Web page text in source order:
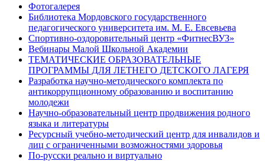
Фотогалерея
Библиотека Мордовского государственного
педагогического университета им. М. Е. Евсевьева
Спортивно-оздоровительный центр «ФитнесВУЗ»
Вебинары Малой Школьной Академии
ТЕМАТИЧЕСКИЕ ОБРАЗОВАТЕЛЬНЫЕ
ПРОГРАММЫ ДЛЯ ЛЕТНЕГО ДЕТСКОГО ЛАГЕРЯ
Разработка научно-методического комплекта по
антикоррупционному образованию и воспитанию
молодежи
Научно-образовательный центр продвижения родного
языка и литературы
Ресурсный учебно-методический центр для инвалидов и
лиц с ограниченными возможностями здоровья
По-русски реально и виртуально